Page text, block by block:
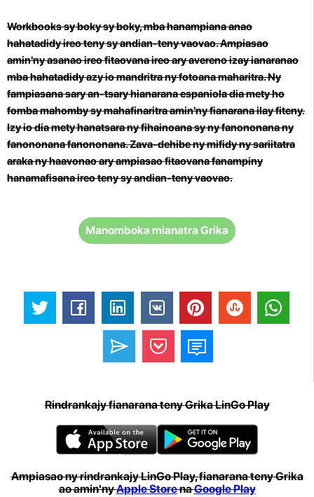
Workbooks sy boky sy boky, mba hanampiana anao
hahatadidy ireo teny sy andian-teny vaovao. Ampiasao
amin'ny asanao ireo fitaovana ireo ary avereno izay ianaranao
mba hahatadidy azy io mandritra ny fotoana maharitra.Ny
fampiasana sary an-tsary hianarana espaniola dia mety ho
fomba mahomby sy mahafinaritra amin'ny fianarana ilay fiteny.
Izy io dia mety hanatsara ny fihainoana sy ny fanononana ny
fanononana fanononana. Zava-dehibe ny mifidy ny sariitatra
araka ny haavonao ary ampiasao fitaovana fanampiny
hanamafisana ireo teny sy andian-teny vaovao.
Manomboka mianatra Grika
Rindrankajy fianarana teny Grika LinGo Play
Ampiasao ny rindrankajy LinGo Play, fianarana teny Grika
ao amin'nyApple StorenaGoogle Play